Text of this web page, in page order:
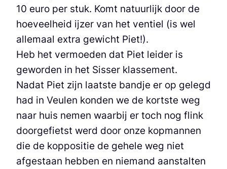
10 euro per stuk. Komt natuurlijk door de
hoeveelheid ijzer van het ventiel (is wel
allemaal extra gewicht Piet!).
Heb het vermoeden dat Piet leider is
geworden in het Sisser klassement.
Nadat Piet zijn laatste bandje er op gelegd
had in Veulen konden we de kortste weg
naar huis nemen waarbij er toch nog flink
doorgefietst werd door onze kopmannen
die de koppositie de gehele weg niet
afgestaan hebben en niemand aanstalten